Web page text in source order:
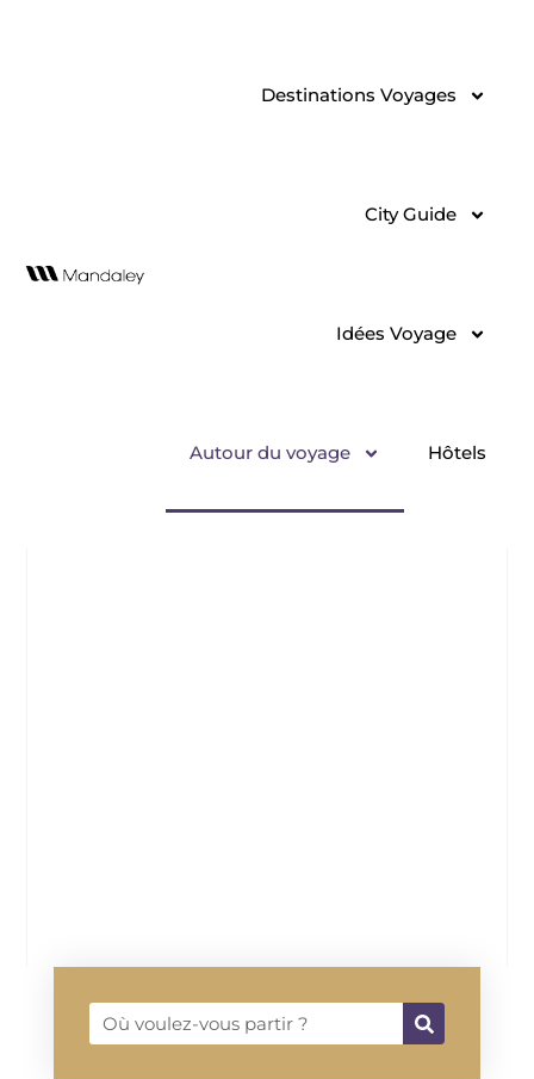
Destinations Voyages
City Guide
Idées Voyage
Autour du voyage Hôtels
Rechercher